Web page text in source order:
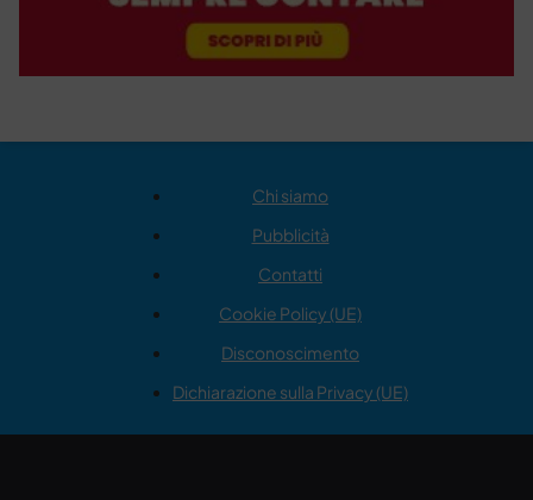
Chi siamo
Pubblicità
Contatti
Cookie Policy (UE)
Disconoscimento
Dichiarazione sulla Privacy (UE)